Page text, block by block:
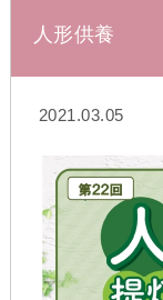
人形供養
2021.03.05